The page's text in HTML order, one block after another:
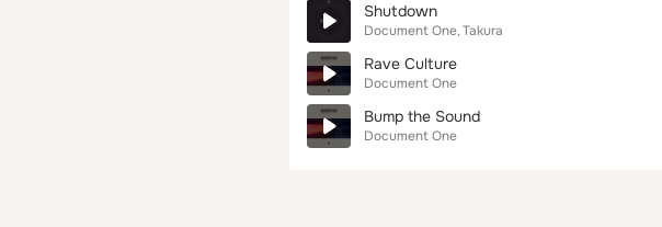
Shutdown
Document One Takura
Rave Culture
Document One
Bump the Sound
Document One